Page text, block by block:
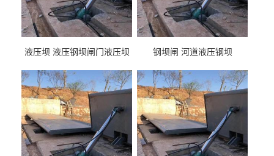
液压坝 液压钢坝闸门液压坝
钢坝闸 河道液压钢坝